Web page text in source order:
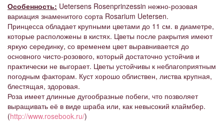
Особенность: Uetersens Rosenprinzessin нежно-розовая
вариация знаменитого сорта Rosarium Uetersen.
Принцесса обладает крупными цветами до 11 см. в диаметре,
которые расположены в кистях. Цветы после ракрытия имеют
яркую серединку, со временем цвет выравнивается до
основного чисто-розового, который достаточно устойчив и
практически не выгорает. Цветы устойчивы к неблагоприятным
погодным факторам. Куст хорошо облиствен, листва крупная,
блестящая, здоровая.
Роза имеет длинные дугообразные побеги, что позволяет
выращивать её в виде шраба или, как невысокий клаймбер.
(http://www.rosebook.ru/)